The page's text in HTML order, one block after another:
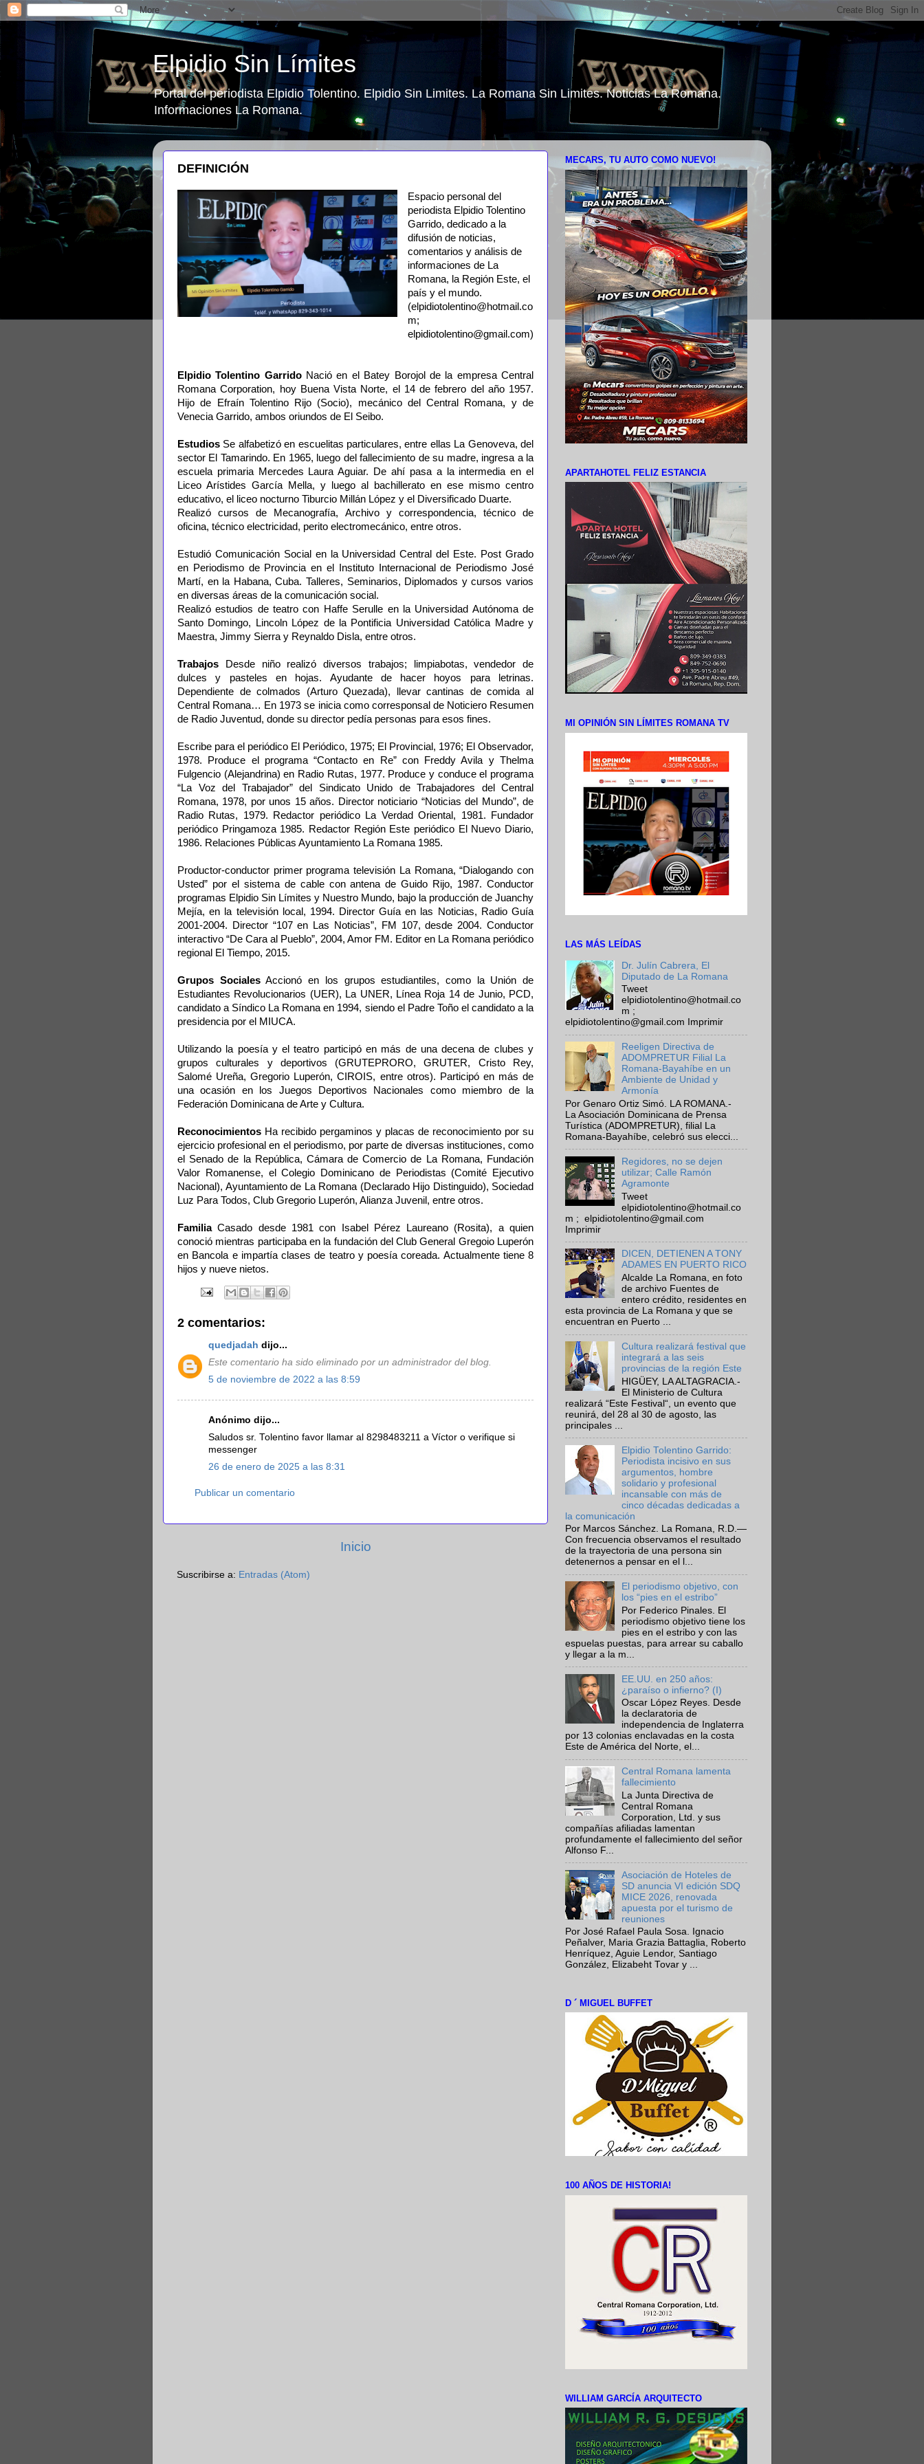
Elpidio Sin Límites
Portal del periodista Elpidio Tolentino. Elpidio Sin Limites. La Romana Sin Limites. Noticias La Romana.
Informaciones La Romana.
DEFINICIÓN
Espacio personal del
periodista Elpidio Tolentino
Garrido, dedicado a la
difusión de noticias,
comentarios y análisis de
informaciones de La
Romana, la Región Este, el
país y el mundo.
(elpidiotolentino@hotmail.co
m;
elpidiotolentino@gmail.com)
Elpidio Tolentino GarridoNació en el Batey Borojol de la empresa Central
Romana Corporation, hoy Buena Vista Norte, el 14 de febrero del año 1957.
Hijo de Efraín Tolentino Rijo (Socio), mecánico del Central Romana, y de
Venecia Garrido, ambos oriundos de El Seibo.
Estudios Se alfabetizó en escuelitas particulares, entre ellas La Genoveva, del
sector El Tamarindo. En 1965, luego del fallecimiento de su madre, ingresa a la
escuela primaria Mercedes Laura Aguiar. De ahí pasa a la intermedia en el
Liceo Arístides García Mella, y luego al bachillerato en ese mismo centro
educativo, el liceo nocturno Tiburcio Millán López y el Diversificado Duarte.
Realizó cursos de Mecanografía, Archivo y correspondencia, técnico de
oficina, técnico electricidad, perito electromecánico, entre otros.
Estudió Comunicación Social en la Universidad Central del Este. Post Grado
en Periodismo de Provincia en el Instituto Internacional de Periodismo José
Martí, en la Habana, Cuba. Talleres, Seminarios, Diplomados y cursos varios
en diversas áreas de la comunicación social.
Realizó estudios de teatro con Haffe Serulle en la Universidad Autónoma de
Santo Domingo, Lincoln López de la Pontificia Universidad Católica Madre y
Maestra, Jimmy Sierra y Reynaldo Disla, entre otros.
Trabajos Desde niño realizó diversos trabajos; limpiabotas, vendedor de
dulces y pasteles en hojas. Ayudante de hacer hoyos para letrinas.
Dependiente de colmados (Arturo Quezada), llevar cantinas de comida al
Central Romana… En 1973 se inicia como corresponsal de Noticiero Resumen
de Radio Juventud, donde su director pedía personas para esos fines.
Escribe para el periódico El Periódico, 1975; El Provincial, 1976; El Observador,
1978. Produce el programa “Contacto en Re” con Freddy Avila y Thelma
Fulgencio (Alejandrina) en Radio Rutas, 1977. Produce y conduce el programa
“La Voz del Trabajador” del Sindicato Unido de Trabajadores del Central
Romana, 1978, por unos 15 años. Director noticiario “Noticias del Mundo”, de
Radio Rutas, 1979. Redactor periódico La Verdad Oriental, 1981. Fundador
periódico Pringamoza 1985. Redactor Región Este periódico El Nuevo Diario,
1986. Relaciones Públicas Ayuntamiento La Romana 1985.
Productor-conductor primer programa televisión La Romana, “Dialogando con
Usted” por el sistema de cable con antena de Guido Rijo, 1987. Conductor
programas Elpidio Sin Límites y Nuestro Mundo, bajo la producción de Juanchy
Mejía, en la televisión local, 1994. Director Guía en las Noticias, Radio Guía
2001-2004. Director “107 en Las Noticias”, FM 107, desde 2004. Conductor
interactivo “De Cara al Pueblo”, 2004, Amor FM. Editor en La Romana periódico
regional El Tiempo, 2015.
Grupos SocialesAccionó en los grupos estudiantiles, como la Unión de
Estudiantes Revolucionarios (UER), La UNER, Línea Roja 14 de Junio, PCD,
candidato a Síndico La Romana en 1994, siendo el Padre Toño el candidato a la
presidencia por el MIUCA.
Utilizando la poesía y el teatro participó en más de una decena de clubes y
grupos culturales y deportivos (GRUTEPRORO, GRUTER, Cristo Rey,
Salomé Ureña, Gregorio Luperón, CIROIS, entre otros). Participó en más de
una ocasión en los Juegos Deportivos Nacionales como miembro de la
Federación Dominicana de Arte y Cultura.
Reconocimientos Ha recibido pergaminos y placas de reconocimiento por su
ejercicio profesional en el periodismo, por parte de diversas instituciones, como
el Senado de la República, Cámara de Comercio de La Romana, Fundación
Valor Romanense, el Colegio Dominicano de Periodistas (Comité Ejecutivo
Nacional), Ayuntamiento de La Romana (Declarado Hijo Distinguido), Sociedad
Luz Para Todos, Club Gregorio Luperón, Alianza Juvenil, entre otros.
FamiliaCasado desde 1981 con Isabel Pérez Laureano (Rosita), a quien
conoció mientras participaba en la fundación del Club General Gregoio Luperón
en Bancola e impartía clases de teatro y poesía coreada. Actualmente tiene 8
hijos y nueve nietos.
2 comentarios:
quedjadah dijo...
Este comentario ha sido eliminado por un administrador del blog.
5 de noviembre de 2022 a las 8:59
Anónimo dijo...
Saludos sr. Tolentino favor llamar al 8298483211 a Víctor o verifique si
messenger
26 de enero de 2025 a las 8:31
Publicar un comentario
Inicio
Suscribirse a: Entradas (Atom)
MECARS, TU AUTO COMO NUEVO!
APARTAHOTEL FELIZ ESTANCIA
MI OPINIÓN SIN LÍMITES ROMANA TV
LAS MÁS LEÍDAS
Dr. Julín Cabrera, El
Diputado de La Romana
Tweet
elpidiotolentino@hotmail.co
m ;
elpidiotolentino@gmail.com Imprimir
Reeligen Directiva de
ADOMPRETUR Filial La
Romana-Bayahíbe en un
Ambiente de Unidad y
Armonía
Por Genaro Ortiz Simó. LA ROMANA.-
La Asociación Dominicana de Prensa
Turística (ADOMPRETUR), filial La
Romana-Bayahíbe, celebró sus elecci...
Regidores, no se dejen
utilizar; Calle Ramón
Agramonte
Tweet
elpidiotolentino@hotmail.co
m ; elpidiotolentino@gmail.com
Imprimir
DICEN, DETIENEN A TONY
ADAMES EN PUERTO RICO
Alcalde La Romana, en foto
de archivo Fuentes de
entero crédito, residentes en
esta provincia de La Romana y que se
encuentran en Puerto ...
Cultura realizará festival que
integrará a las seis
provincias de la región Este
HIGÜEY, LA ALTAGRACIA.-
El Ministerio de Cultura
realizará “Este Festival“, un evento que
reunirá, del 28 al 30 de agosto, las
principales ...
Elpidio Tolentino Garrido:
Periodista incisivo en sus
argumentos, hombre
solidario y profesional
incansable con más de
cinco décadas dedicadas a
la comunicación
Por Marcos Sánchez. La Romana, R.D.—
Con frecuencia observamos el resultado
de la trayectoria de una persona sin
detenernos a pensar en el l...
El periodismo objetivo, con
los “pies en el estribo”
Por Federico Pinales. El
periodismo objetivo tiene los
pies en el estribo y con las
espuelas puestas, para arrear su caballo
y llegar a la m...
EE.UU. en 250 años:
¿paraíso o infierno? (I)
Oscar López Reyes. Desde
la declaratoria de
independencia de Inglaterra
por 13 colonias enclavadas en la costa
Este de América del Norte, el...
Central Romana lamenta
fallecimiento
La Junta Directiva de
Central Romana
Corporation, Ltd. y sus
compañías afiliadas lamentan
profundamente el fallecimiento del señor
Alfonso F...
Asociación de Hoteles de
SD anuncia VI edición SDQ
MICE 2026, renovada
apuesta por el turismo de
reuniones
Por José Rafael Paula Sosa. Ignacio
Peñalver, Maria Grazia Battaglia, Roberto
Henríquez, Aguie Lendor, Santiago
González, Elizabeht Tovar y ...
D ´ MIGUEL BUFFET
100 AÑOS DE HISTORIA!
WILLIAM GARCÍA ARQUITECTO